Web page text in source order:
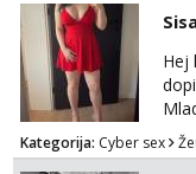
Hej
Kategorija: Cyber sex